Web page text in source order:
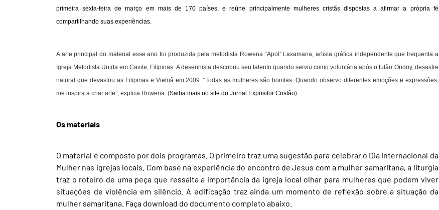
primeira sexta-feira de março em mais de 170 países, e reúne principalmente mulheres cristãs dispostas a afirmar a própria fé
compartilhando suas experiências.
A arte principal do material esse ano foi produzida pela metodista Rowena “Apol” Laxamana, artista gráfica independente que frequenta a
Igreja Metodista Unida em Cavite, Filipinas. A desenhista descobriu seu talento quando serviu como voluntária após o tufão Ondoy, desastre
natural que devastou as Filipinas e Vietnã em 2009. “Todas as mulheres são bonitas. Quando observo diferentes emoções e expressões,
me inspira a criar arte”, explica Rowena. (Saiba mais no site do Jornal Expositor Cristão)
Os materiais
O material é composto por dois programas. O primeiro traz uma sugestão para celebrar o Dia Internacional da
Mulher nas igrejas locais. Com base na experiência do encontro de Jesus com a mulher samaritana, a liturgia
traz o roteiro de uma peça que ressalta a importância da igreja local olhar para mulheres que podem viver
situações de violência em silêncio. A edificação traz ainda um momento de reflexão sobre a situação da
mulher samaritana. Faça download do documento completo abaixo.